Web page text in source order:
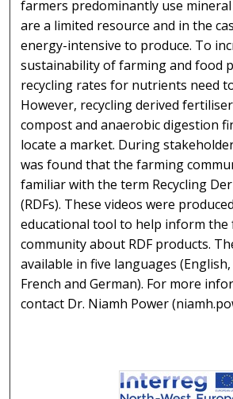
farmers predominantly use
are a limited resource and in the
energy-intensive to produce. To
sustainability of farming and food
recycling rates for nutrients need
However, recycling derived
compost and anaerobic digestion
locate a market. During
was found that the farming
familiar with the term Recycling
(RDFs). These videos were
educational tool to help inform the
community about RDF products.
available in five languages
French and German). For more
contact Dr. Niamh Power